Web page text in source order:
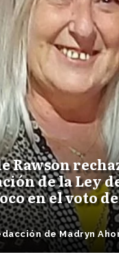
Rawson
de la Ley
en el voto
de Madryn